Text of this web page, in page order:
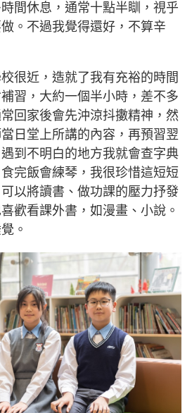
間休息，通常十點半瞓，視乎
。不過我覺得還好，不算辛
很近，造就了我有充裕的時間
習，大約一個半小時，差不多
回家後會先沖涼抖擻精神，然
日堂上所講的內容，再預習翌
到不明白的地方我就會查字典
完飯會練琴，我很珍惜這短短
以將讀書、做功課的壓力抒發
歡看課外書，如漫畫、小說。
。